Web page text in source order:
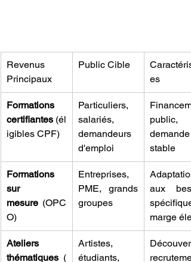
Revenus
Principaux
Public Cible
es
Formations
certifiantes (él
igibles CPF)
Particuliers,
salariés,
demandeurs
d'emploi
public,
demande
stable
Formations
sur
mesure (OPC
O)
Entreprises,
PME, grands
groupes
Adaptation
aux
marge
Ateliers
thématiques (
Artistes,
étudiants,